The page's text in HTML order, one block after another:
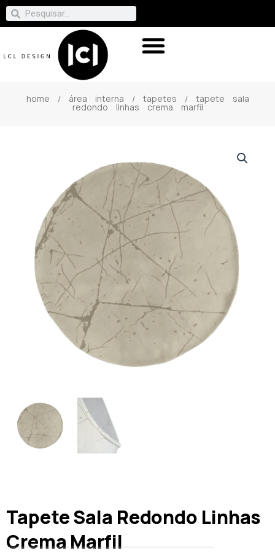
home / área interna / tapetes / tapete sala
redondo linhas crema marfil
Tapete Sala Redondo Linhas
Crema Marfil